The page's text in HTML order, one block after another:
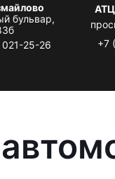
бульвар,
25-26
+7